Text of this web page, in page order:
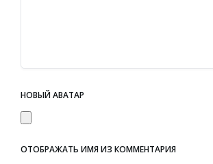
НОВЫЙ АВАТАР
ОТОБРАЖАТЬ ИМЯ ИЗ КОММЕНТАРИЯ